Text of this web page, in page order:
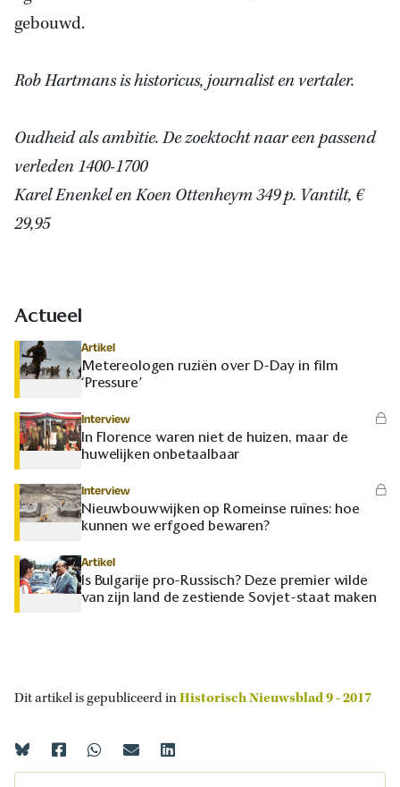
gebouwd.
Rob Hartmans is historicus, journalist en vertaler.
Oudheid als ambitie. De zoektocht naar een passend
verleden 1400-1700
Karel Enenkel en Koen Ottenheym 349 p. Vantilt, €
29,95
Actueel
Artikel
Metereologen ruziën over D-Day in film
‘Pressure’
Interview
In Florence waren niet de huizen, maar de
huwelijken onbetaalbaar
Interview
Nieuwbouwwijken op Romeinse ruïnes: hoe
kunnen we erfgoed bewaren?
Artikel
Is Bulgarije pro-Russisch? Deze premier wilde
van zijn land de zestiende Sovjet-staat maken
Dit artikel is gepubliceerd inHistorisch Nieuwsblad 9 - 2017